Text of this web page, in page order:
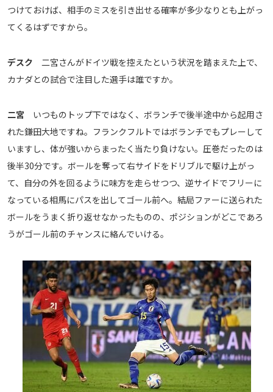
つけておけば、相手のミスを引き出せる確率が多少なりとも上がっ
てくるはずですから。
デスク 二宮さんがドイツ戦を控えたという状況を踏まえた上で、
カナダとの試合で注目した選手は誰ですか。
二宮 いつものトップ下ではなく、ボランチで後半途中から起用さ
れた鎌田大地ですね。フランクフルトではボランチでもプレーして
いますし、体が強いからまったく当たり負けない。圧巻だったのは
後半30分です。ボールを奪って右サイドをドリブルで駆け上がっ
て、自分の外を回るように味方を走らせつつ、逆サイドでフリーに
なっている相馬にパスを出してゴール前へ。結局ファーに送られた
ボールをうまく折り返せなかったものの、ポジションがどこであろ
うがゴール前のチャンスに絡んでいける。